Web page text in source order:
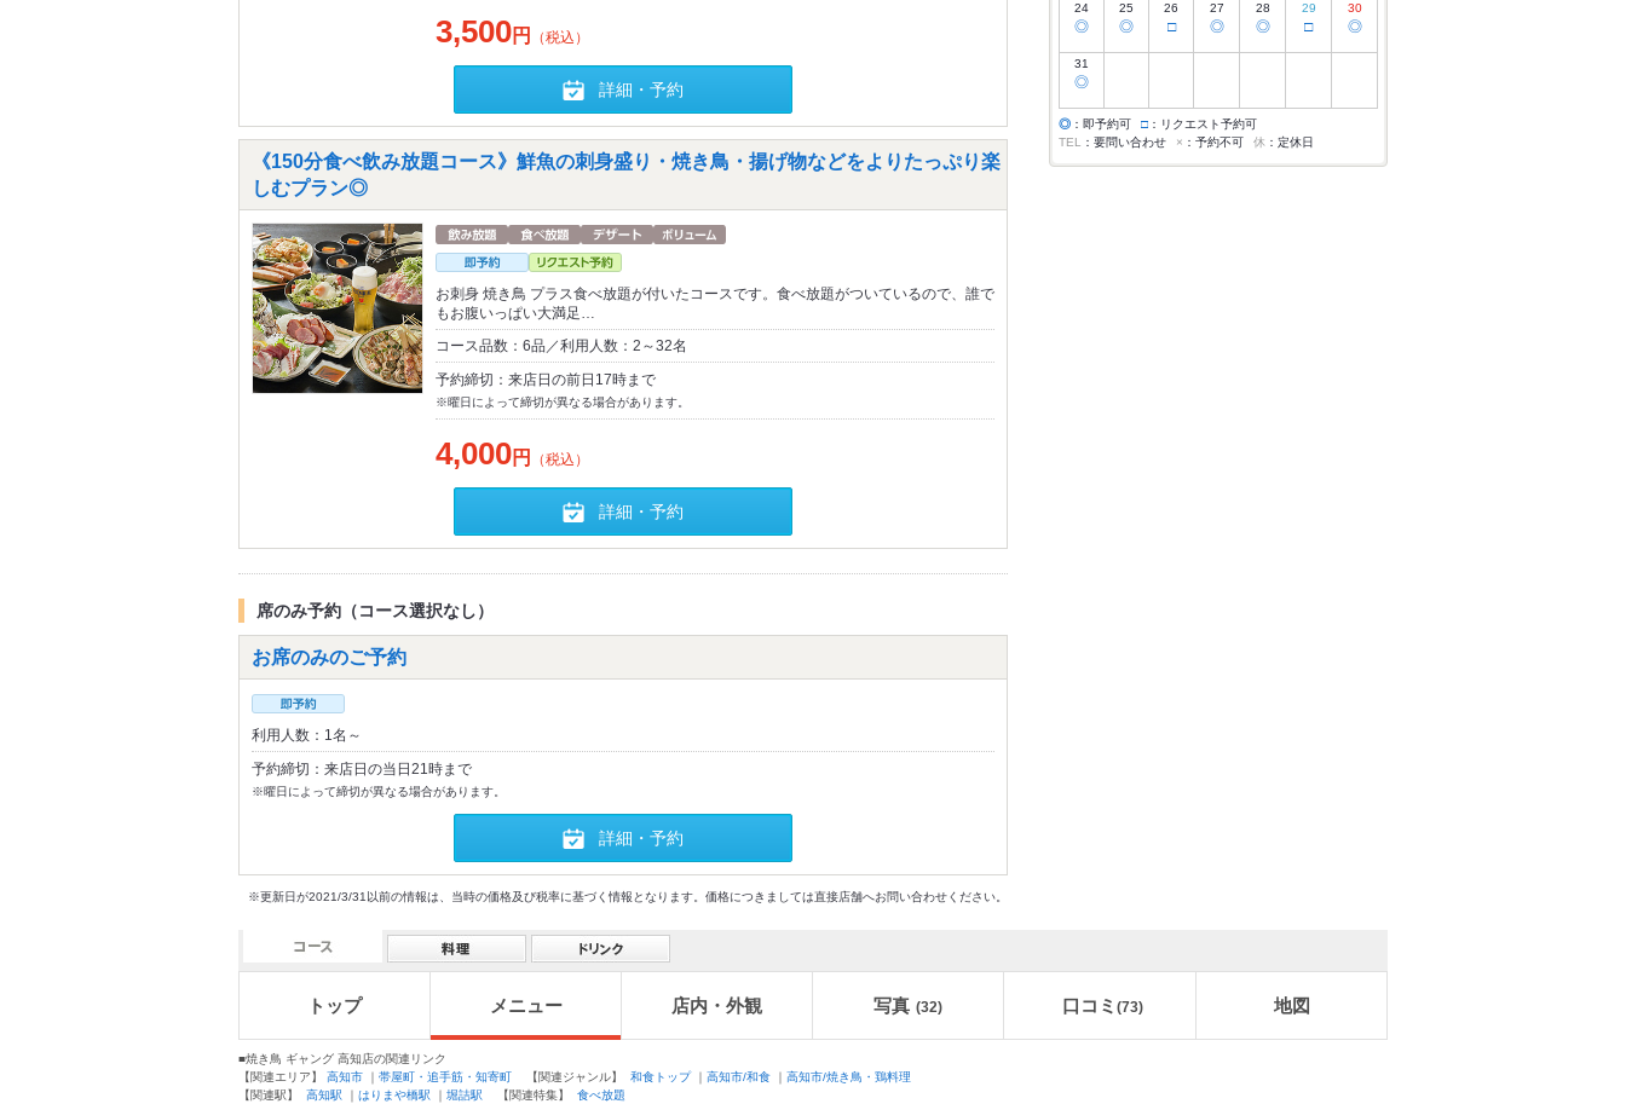
3,500円 （税込）
詳細・予約
《150分食べ飲み放題コース》鮮魚の刺身盛り・焼き鳥・揚げ物などをよりたっぷり楽
しむプラン◎
お刺身 焼き鳥 プラス食べ放題が付いたコースです。食べ放題がついているので、誰で
もお腹いっぱい大満足…
コース品数：6品／利用人数：2～32名
予約締切：来店日の前日17時まで
※曜日によって締切が異なる場合があります。
4,000円 （税込）
詳細・予約
席のみ予約（コース選択なし）
お席のみのご予約
利用人数：1名～
予約締切：来店日の当日21時まで
※曜日によって締切が異なる場合があります。
詳細・予約
※更新日が2021/3/31以前の情報は、当時の価格及び税率に基づく情報となります。価格につきましては直接店舗へお問い合わせください。
24
◎
25
◎
26
□
27
◎
28
◎
29
□
30
◎
31
◎
◎ ：即予約可 □ ：リクエスト予約可
TEL
：要問い合わせ × ：予約不可 休 ：定休日
トップ メニュー 店内・外観 写真 (32) 口コミ (73) 地図
■焼き鳥 ギャング 高知店の関連リンク
【関連エリア】 高知市 ｜ 帯屋町・追手筋・知寄町 【関連ジャンル】 和食トップ｜ 高知市/和食 ｜ 高知市/焼き鳥・鶏料理
【関連駅】 高知駅 ｜ はりまや橋駅 ｜ 堀詰駅 【関連特集】 食べ放題